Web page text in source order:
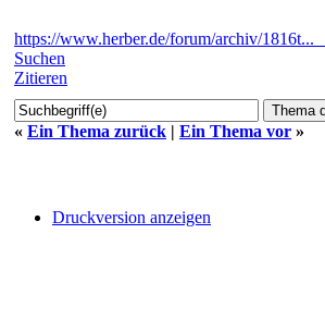
https://www.herber.de/forum/archiv/
Suchen
Zitieren
« Ein Thema zurück | Ein Thema vor »
Druckversion anzeigen